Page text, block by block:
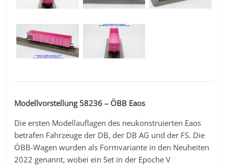
Modellvorstellung 58236 – ÖBB Eaos
Die ersten Modellauflagen des neukonstruierten Eaos
betrafen Fahrzeuge der DB, der DB AG und der FS. Die
ÖBB-Wagen wurden als Formvariante in den Neuheiten
2022 genannt, wobei ein Set in der Epoche V